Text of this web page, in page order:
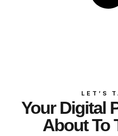
LET’S
Your Digital
About To